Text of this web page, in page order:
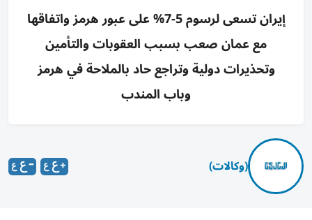
إيران تسعى لرسوم 5-7% على عبور هرمز واتفاقها
مع عمان صعب بسبب العقوبات والتأمين
وتحذيرات دولية وتراجع حاد بالملاحة في هرمز
وباب المندب
(وكالات)